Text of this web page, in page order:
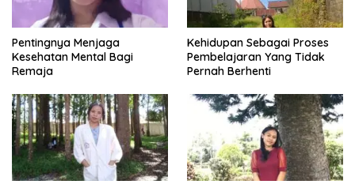
Pentingnya Menjaga
Kesehatan Mental Bagi
Remaja
Kehidupan Sebagai Proses
Pembelajaran Yang Tidak
Pernah Berhenti